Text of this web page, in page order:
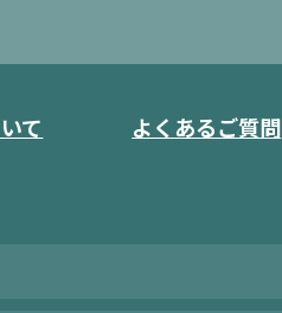
て よくあるご質問